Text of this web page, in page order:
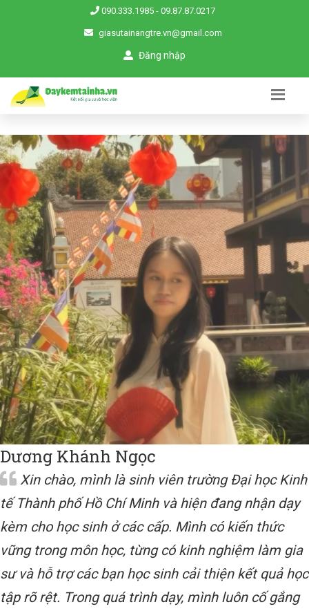
090.333.1985 - 09.87.87.0217
giasutainangtre.vn@gmail.com
Đăng nhập
Dương Khánh Ngọc
Xin chào, mình là sinh viên trường Đại học Kinh
tế Thành phố Hồ Chí Minh và hiện đang nhận dạy
kèm cho học sinh ở các cấp. Mình có kiến thức
vững trong môn học, từng có kinh nghiệm làm gia
sư và hỗ trợ các bạn học sinh cải thiện kết quả học
tập rõ rệt. Trong quá trình dạy, mình luôn cố gắng